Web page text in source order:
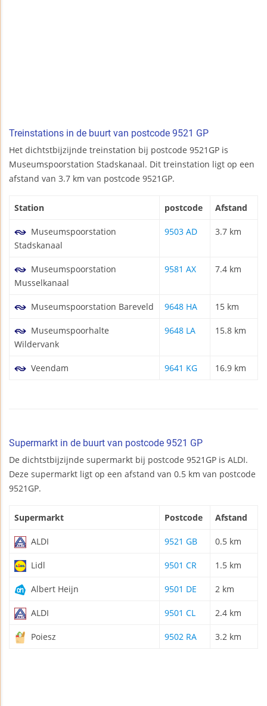
Treinstations in de buurt van postcode 9521 GP
Het dichtstbijzijnde treinstation bij postcode 9521GP is
Museumspoorstation Stadskanaal. Dit treinstation ligt op een
afstand van 3.7 km van postcode 9521GP.
Station postcode Afstand
Museumspoorstation
Stadskanaal
9503 AD 3.7 km
Museumspoorstation
Musselkanaal
9581 AX 7.4 km
Museumspoorstation Bareveld 9648 HA 15 km
Museumspoorhalte
Wildervank
9648 LA 15.8 km
Veendam 9641 KG 16.9 km
Supermarkt in de buurt van postcode 9521 GP
De dichtstbijzijnde supermarkt bij postcode 9521GP is ALDI.
Deze supermarkt ligt op een afstand van 0.5 km van postcode
9521GP.
Supermarkt Postcode Afstand
ALDI 9521 GB 0.5 km
Lidl 9501 CR 1.5 km
Albert Heijn 9501 DE 2 km
ALDI 9501 CL 2.4 km
Poiesz 9502 RA 3.2 km